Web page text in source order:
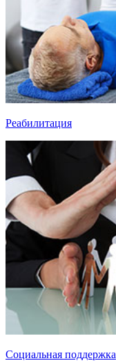
Реабилитация
Социальная поддержка